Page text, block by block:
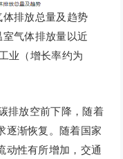
排放总量及趋势
气体排放量以近
业（增长率约为
排放空前下降，随着
逐渐恢复。随着国家
动性有所增加，交通